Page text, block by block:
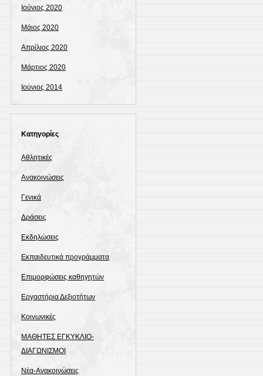
Ιούνιος 2020
Μάιος 2020
Απρίλιος 2020
Μάρτιος 2020
Ιούνιος 2014
Kατηγορίες
Αθλητικές
Ανακοινώσεις
Γενικά
Δράσεις
Εκδηλώσεις
Εκπαιδευτικά προγράμματα
Επιμορφώσεις καθηγητών
Εργαστήρια Δεξιοτήτων
Κοινωνικές
ΜΑΘΗΤΕΣ ΕΓΚΥΚΛΙΟ-
ΔΙΑΓΩΝΙΣΜΟΙ
Νέα-Ανακοινώσεις